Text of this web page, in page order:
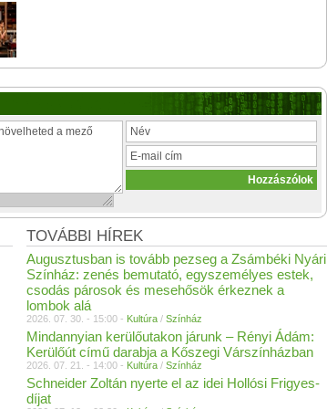
TOVÁBBI HÍREK
Augusztusban is tovább pezseg a Zsámbéki Nyári
Színház: zenés bemutató, egyszemélyes estek,
csodás párosok és mesehősök érkeznek a
lombok alá
2026. 07. 30. - 15:00 - Kultúra / Színház
Mindannyian kerülőutakon járunk – Rényi Ádám:
Kerülőút című darabja a Kőszegi Várszínházban
2026. 07. 21. - 14:00 - Kultúra / Színház
Schneider Zoltán nyerte el az idei Hollósi Frigyes-
díjat